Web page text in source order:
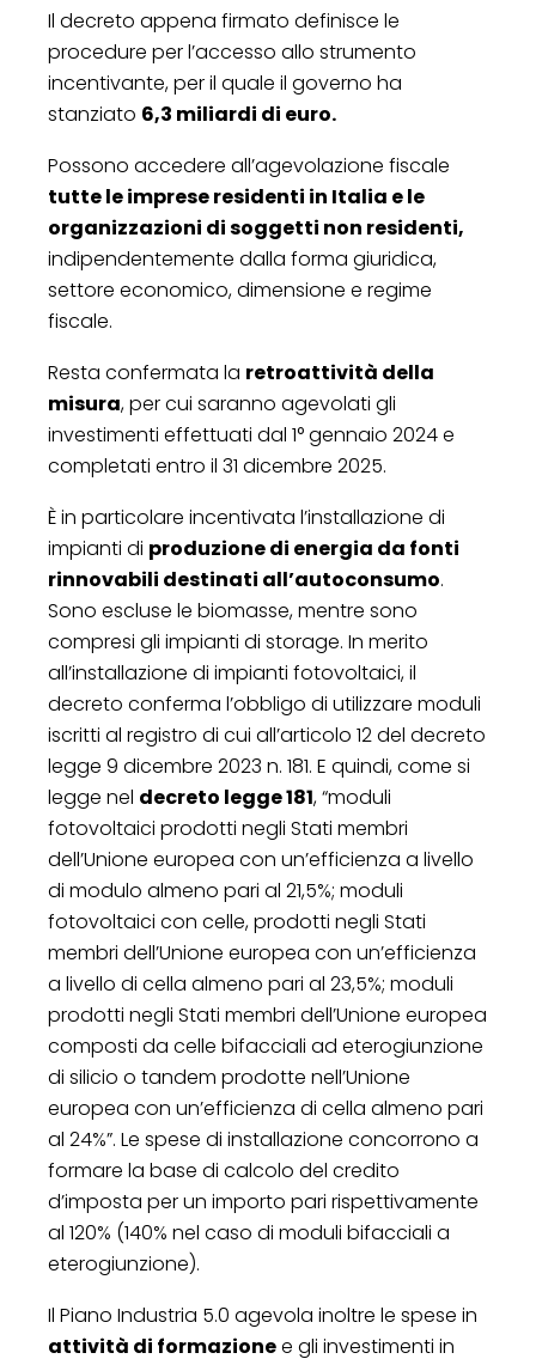
Il decreto appena firmato definisce le
procedure per l’accesso allo strumento
incentivante, per il quale il governo ha
stanziato 6,3 miliardi di euro.
Possono accedere all’agevolazione fiscale
tutte le imprese residenti in Italia e le
organizzazioni di soggetti non residenti,
indipendentemente dalla forma giuridica,
settore economico, dimensione e regime
fiscale.
Resta confermata la retroattività della
misura, per cui saranno agevolati gli
investimenti effettuati dal 1° gennaio 2024 e
completati entro il 31 dicembre 2025.
È in particolare incentivata l’installazione di
impianti di produzione di energia da fonti
rinnovabili destinati all’autoconsumo.
Sono escluse le biomasse, mentre sono
compresi gli impianti di storage. In merito
all’installazione di impianti fotovoltaici, il
decreto conferma l’obbligo di utilizzare moduli
iscritti al registro di cui all’articolo 12 del decreto
legge 9 dicembre 2023 n. 181. E quindi, come si
legge nel decreto legge 181, “moduli
fotovoltaici prodotti negli Stati membri
dell’Unione europea con un’efficienza a livello
di modulo almeno pari al 21,5%; moduli
fotovoltaici con celle, prodotti negli Stati
membri dell’Unione europea con un’efficienza
a livello di cella almeno pari al 23,5%; moduli
prodotti negli Stati membri dell’Unione europea
composti da celle bifacciali ad eterogiunzione
di silicio o tandem prodotte nell’Unione
europea con un’efficienza di cella almeno pari
al 24%”. Le spese di installazione concorrono a
formare la base di calcolo del credito
d’imposta per un importo pari rispettivamente
al 120% (140% nel caso di moduli bifacciali a
eterogiunzione).
Il Piano Industria 5.0 agevola inoltre le spese in
attività di formazionee gli investimenti in